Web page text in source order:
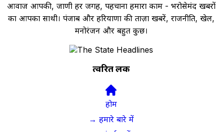
आवाज आपकी, जाणी हर जगह, पहचाना हमारा काम - भरोसेमंद खबरों
का आपका साथी। पंजाब और हरियाणा की ताज़ा खबरें, राजनीति, खेल,
मनोरंजन और बहुत कुछ।
त्वरित लिंक
होम
→ हमारे बारे में